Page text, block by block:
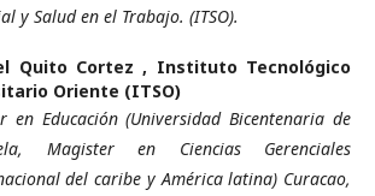
y Salud en el Trabajo. (ITSO).
Quito Cortez , Instituto Tecnológico
Oriente (ITSO)
en Educación (Universidad Bicentenaria de
Magister en Ciencias Gerenciales
del caribe y América latina) Curacao,